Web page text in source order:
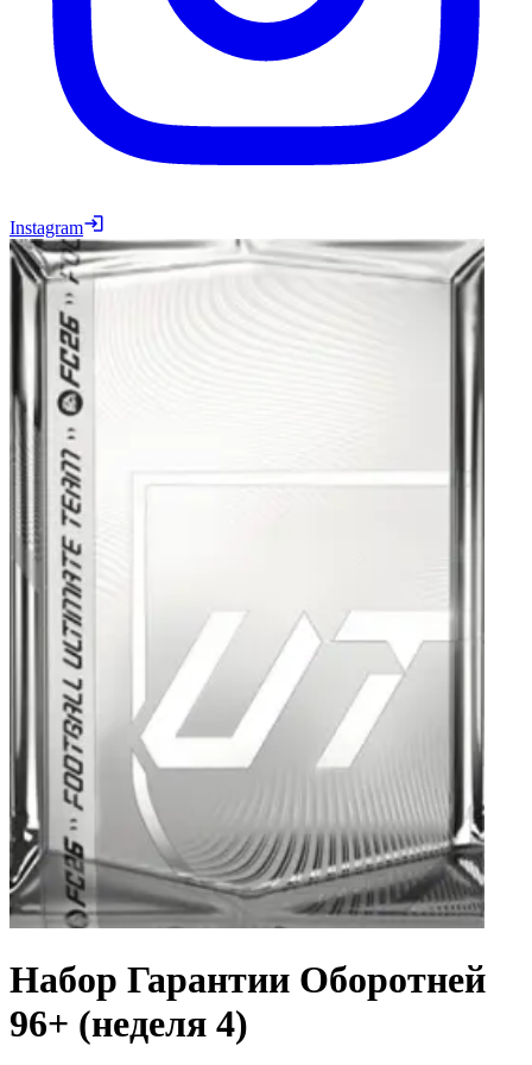
Instagram
Набор Гарантии Оборотней
96+ (неделя 4)